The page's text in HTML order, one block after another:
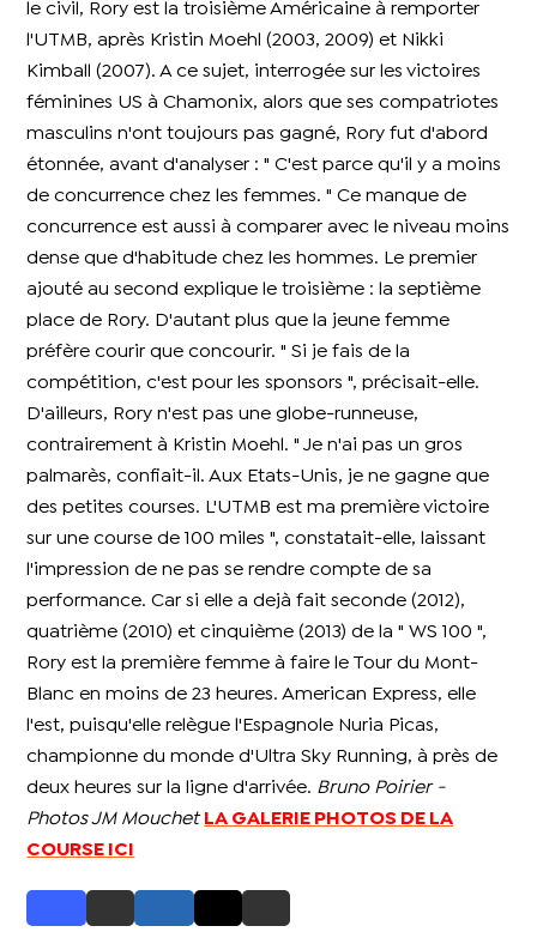
le civil, Rory est la troisième Américaine à remporter
l'UTMB, après Kristin Moehl (2003, 2009) et Nikki
Kimball (2007). A ce sujet, interrogée sur les victoires
féminines US à Chamonix, alors que ses compatriotes
masculins n'ont toujours pas gagné, Rory fut d'abord
étonnée, avant d'analyser : " C'est parce qu'il y a moins
de concurrence chez les femmes. " Ce manque de
concurrence est aussi à comparer avec le niveau moins
dense que d'habitude chez les hommes. Le premier
ajouté au second explique le troisième : la septième
place de Rory. D'autant plus que la jeune femme
préfère courir que concourir. " Si je fais de la
compétition, c'est pour les sponsors ", précisait-elle.
D'ailleurs, Rory n'est pas une globe-runneuse,
contrairement à Kristin Moehl. " Je n'ai pas un gros
palmarès, confiait-il. Aux Etats-Unis, je ne gagne que
des petites courses. L'UTMB est ma première victoire
sur une course de 100 miles ", constatait-elle, laissant
l'impression de ne pas se rendre compte de sa
performance. Car si elle a dejà fait seconde (2012),
quatrième (2010) et cinquième (2013) de la " WS 100 ",
Rory est la première femme à faire le Tour du Mont-
Blanc en moins de 23 heures. American Express, elle
l'est, puisqu'elle relègue l'Espagnole Nuria Picas,
championne du monde d'Ultra Sky Running, à près de
deux heures sur la ligne d'arrivée. Bruno Poirier -
Photos JM Mouchet LA GALERIE PHOTOS DE LA
COURSE ICI